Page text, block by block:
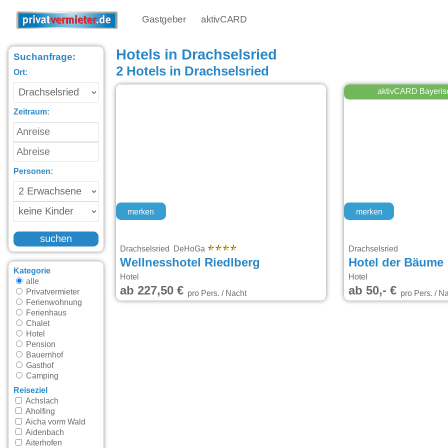
Gastgeber aktivCARD
Suchanfrage:
Ort:
Zeitraum:
Personen:
suchen
Kategorie
alle
Privatvermieter
Ferienwohnung
Ferienhaus
Chalet
Hotel
Pension
Bauernhof
Gasthof
Camping
Reiseziel
Achslach
Aholfing
Aicha vorm Wald
Aidenbach
Aiterhofen
Hotels in Drachselsried
2 Hotels in Drachselsried
merken
Drachselsried DeHoGa
Wellnesshotel Riedlberg
Hotel
ab 227,50 € pro Pers. / Nacht
merken
aktivCARD
Drachselsried
Hotel der Bäume
Hotel
ab 50,- €pro Pers. /